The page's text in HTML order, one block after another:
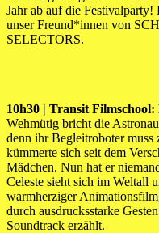
Jahr ab auf die
unser Freund*innen von
SELECTORS.
10h30 | Transit
Wehmütig bricht die
denn ihr Begleitroboter
kümmerte sich seit dem
Mädchen. Nun hat er
Celeste sieht sich im Weltall
warmherziger
durch ausdrucksstarke
Soundtrack erzählt.